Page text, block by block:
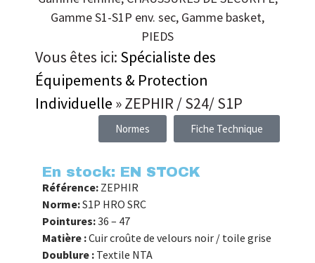
Gamme S1-S1P env. sec, Gamme basket,
PIEDS
Vous êtes ici: Spécialiste des
Équipements & Protection
Individuelle »ZEPHIR / S24/ S1P
Normes Fiche Technique
En stock: EN STOCK
Référence: ZEPHIR
Norme:S1P HRO SRC
Pointures:36 – 47
Matière :Cuir croûte de velours noir / toile grise
Doublure : Textile NTA